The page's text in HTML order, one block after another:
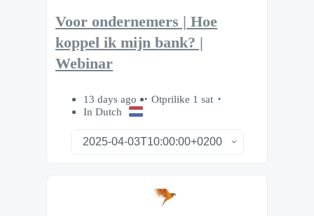
Voor ondernemers | Hoe
koppel ik mijn bank? |
Webinar
13 days ago
Otprilike 1 sat
In Dutch